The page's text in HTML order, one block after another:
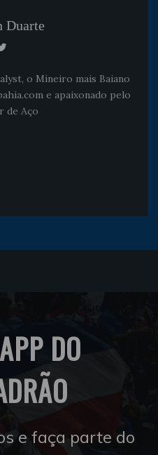
Duarte
o Mineiro mais Baiano
e apaixonado pelo
de Aço
DO
e faça parte do